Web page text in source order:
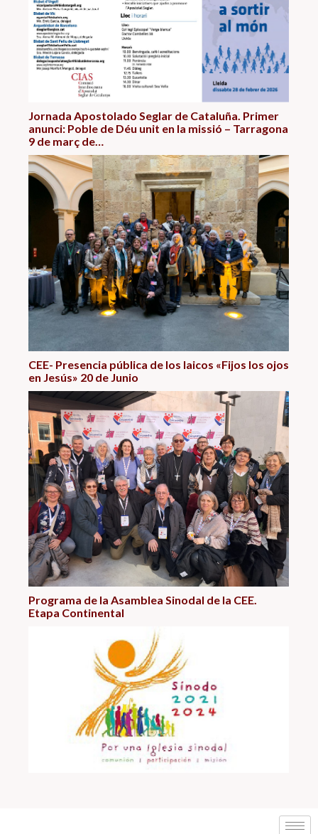
Jornada Apostolado Seglar de Cataluña. Primer
anunci: Poble de Déu unit en la missió – Tarragona
9 de març de…
CEE- Presencia pública de los laicos «Fijos los ojos
en Jesús» 20 de Junio
Programa de la Asamblea Sinodal de la CEE.
Etapa Continental